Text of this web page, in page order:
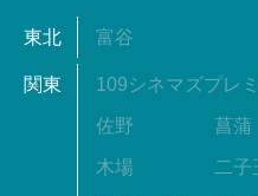
東北 富谷
関東 109シネマズプレ
佐野 菖蒲
木場 二子